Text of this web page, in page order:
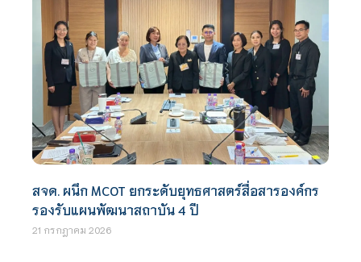
สจด. ผนึก MCOT ยกระดับยุทธศาสตร์สื่อสารองค์กร
รองรับแผนพัฒนาสถาบัน 4 ปี
21 กรกฎาคม 2026